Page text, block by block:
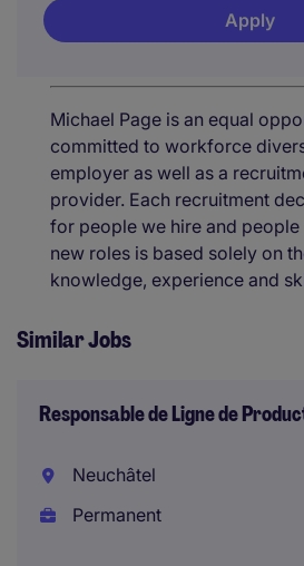
Apply
Michael Page is an equal
committed to workforce
employer as well as a
provider. Each recruitment
for people we hire and
new roles is based solely on
knowledge, experience and
Similar Jobs
Responsable de Ligne de
Neuchâtel
Permanent